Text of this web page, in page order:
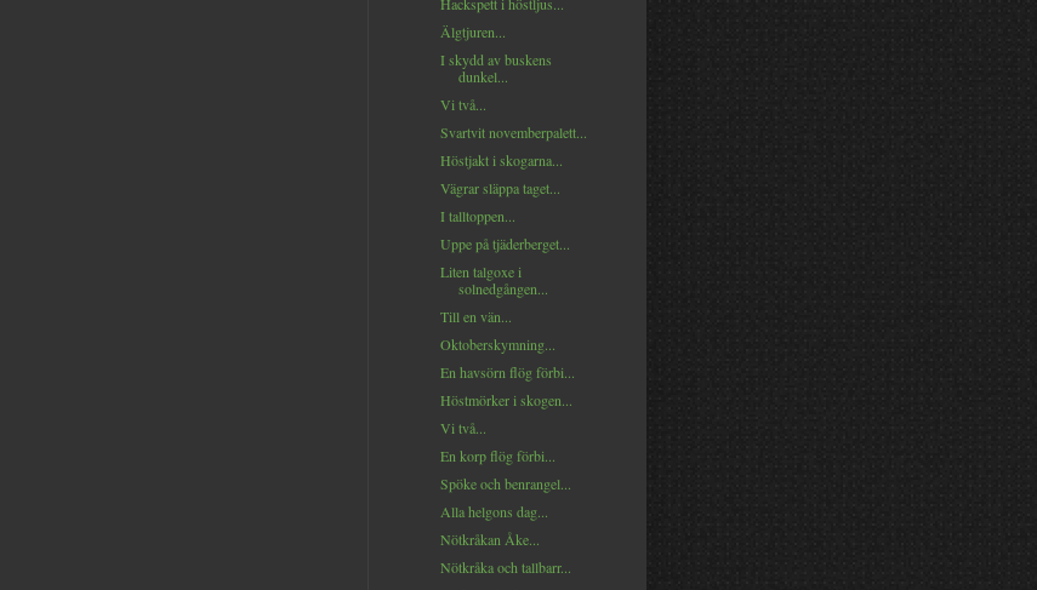
Hackspett i höstljus...
Älgtjuren...
I skydd av buskens
dunkel...
Vi två...
Svartvit novemberpalett...
Höstjakt i skogarna...
Vägrar släppa taget...
I talltoppen...
Uppe på tjäderberget...
Liten talgoxe i
solnedgången...
Till en vän...
Oktoberskymning...
En havsörn flög förbi...
Höstmörker i skogen...
Vi två...
En korp flög förbi...
Spöke och benrangel...
Alla helgons dag...
Nötkråkan Åke...
Nötkråka och tallbarr...